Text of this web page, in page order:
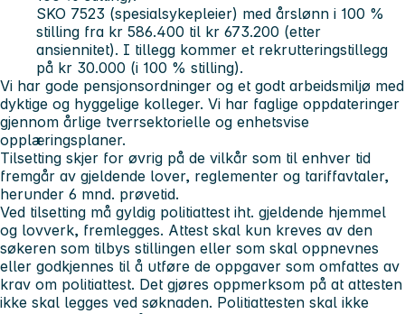
SKO 7523 (spesialsykepleier) med årslønn i 100 %
stilling fra kr 586.400 til kr 673.200 (etter
ansiennitet). I tillegg kommer et rekrutteringstillegg
på kr 30.000 (i 100 % stilling).
Vi har gode pensjonsordninger og et godt arbeidsmiljø med
dyktige og hyggelige kolleger. Vi har faglige oppdateringer
gjennom årlige tverrsektorielle og enhetsvise
opplæringsplaner.
Tilsetting skjer for øvrig på de vilkår som til enhver tid
fremgår av gjeldende lover, reglementer og tariffavtaler,
herunder 6 mnd. prøvetid.
Ved tilsetting må gyldig politiattest iht. gjeldende hjemmel
og lovverk, fremlegges. Attest skal kun kreves av den
søkeren som tilbys stillingen eller som skal oppnevnes
eller godkjennes til å utføre de oppgaver som omfattes av
krav om politiattest. Det gjøres oppmerksom på at attesten
ikke skal legges ved søknaden. Politiattesten skal ikke